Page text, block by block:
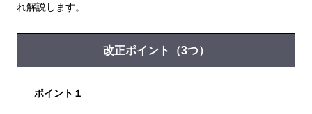
れ解説します。
改正ポイント（3つ）
ポイント１